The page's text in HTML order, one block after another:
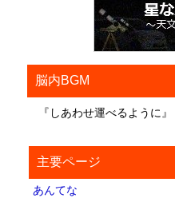
脳内BGM
『しあわせ運べるように』
主要ページ
あんてな